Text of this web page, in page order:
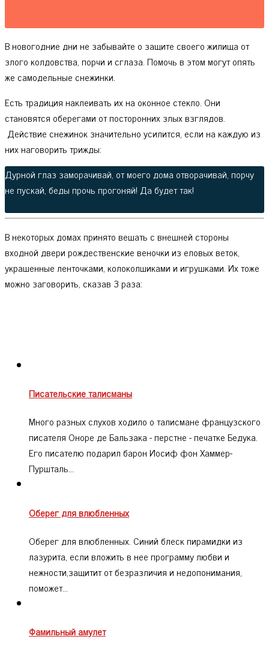
В новогодние дни не забывайте о защите своего жилища от
злого колдовства, порчи и сглаза. Помочь в этом могут опять
же самодельные снежинки.
Есть традиция наклеивать их на оконное стекло. Они
становятся оберегами от посторонних злых взглядов.
Действие снежинок значительно усилится, если на каждую из
них наговорить трижды:
Дурной глаз заморачивай, от моего дома отворачивай, порчу
не пускай, беды прочь прогоняй! Да будет так!
В некоторых домах принято вешать с внешней стороны
входной двери рождественские веночки из еловых веток,
украшенные ленточками, колоколшиками и игрушками. Их тоже
можно заговорить, сказав 3 раза:
Писательские талисманы
Много разных слухов ходило о талисмане французского
писателя Оноре де Бальзака - перстне - печатке Бедука.
Его писателю подарил барон Иосиф фон Хаммер-
Пуршталь…
Оберег для влюбленных
Оберег для влюбленных. Синий блеск пирамидки из
лазурита, если вложить в нее программу любви и
нежности,защитит от безразличия и недопонимания,
поможет…
Фамильный амулет